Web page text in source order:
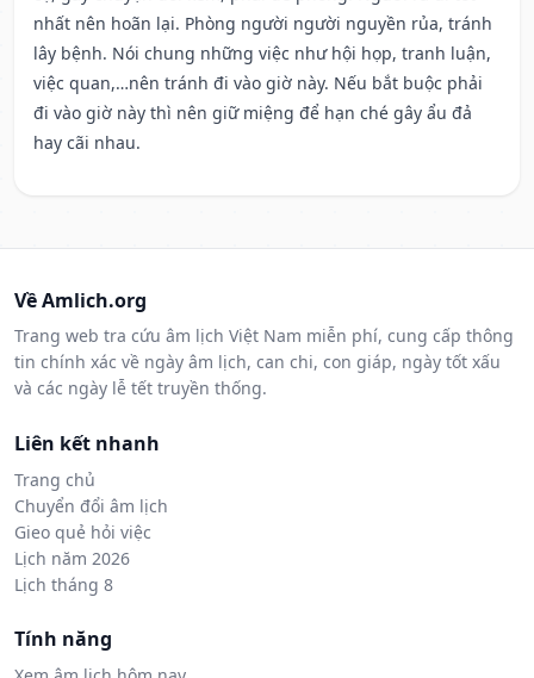
nhất nên hoãn lại. Phòng người người nguyền rủa, tránh
lây bệnh. Nói chung những việc như hội họp, tranh luận,
việc quan,…nên tránh đi vào giờ này. Nếu bắt buộc phải
đi vào giờ này thì nên giữ miệng để hạn ché gây ẩu đả
hay cãi nhau.
Về Amlich.org
Trang web tra cứu âm lịch Việt Nam miễn phí, cung cấp thông
tin chính xác về ngày âm lịch, can chi, con giáp, ngày tốt xấu
và các ngày lễ tết truyền thống.
Liên kết nhanh
Trang chủ
Chuyển đổi âm lịch
Gieo quẻ hỏi việc
Lịch năm 2026
Lịch tháng 8
Tính năng